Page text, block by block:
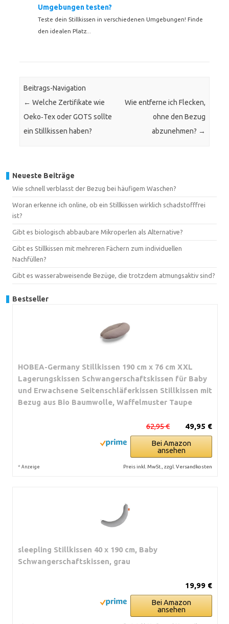
Umgebungen testen?
Teste dein Stillkissen in verschiedenen Umgebungen! Finde
den idealen Platz...
Beitrags-Navigation
← Welche Zertifikate wie
Oeko‑Tex oder GOTS sollte
ein Stillkissen haben?
Wie entferne ich Flecken,
ohne den Bezug
abzunehmen? →
Neueste Beiträge
Wie schnell verblasst der Bezug bei häufigem Waschen?
Woran erkenne ich online, ob ein Stillkissen wirklich schadstofffrei
ist?
Gibt es biologisch abbaubare Mikroperlen als Alternative?
Gibt es Stillkissen mit mehreren Fächern zum individuellen
Nachfüllen?
Gibt es wasserabweisende Bezüge, die trotzdem atmungsaktiv sind?
Bestseller
HOBEA-Germany Stillkissen 190 cm x 76 cm XXL
Lagerungskissen Schwangerschaftskissen für Baby
und Erwachsene Seitenschläferkissen Stillkissen mit
Bezug aus Bio Baumwolle, Waffelmuster Taupe
49,95 €
62,95 €
Bei Amazon
ansehen
* Anzeige Preis inkl. MwSt., zzgl. Versandkosten
sleepling Stillkissen 40 x 190 cm, Baby
Schwangerschaftskissen, grau
19,99 €
Bei Amazon
ansehen